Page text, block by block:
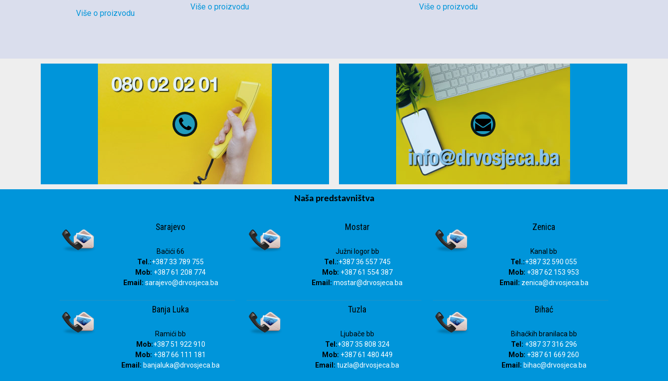
Više o proizvodu
Više o proizvodu Više o proizvodu
info@drvosjeca.ba
Naša predstavništva
Sarajevo
Bačići 66
Tel.:+387 33 789 755
Mob: +387 61 208 774
Email: sarajevo@drvosjeca.ba
Mostar
Južni logor bb
Tel.:+387 36 557 745
Mob: +387 61 554 387
Email: mostar@drvosjeca.ba
Zenica
Kanal bb
Tel.:+387 32 590 055
Mob: +387 62 153 953
Email: zenica@drvosjeca.ba
Banja Luka
Ramići bb
Mob:+387 51 922 910
Mob: +387 66 111 181
Email: banjaluka@drvosjeca.ba
Tuzla
Ljubače bb
Tel:+387 35 808 324
Mob: +387 61 480 449
Email: tuzla@drvosjeca.ba
Bihać
Bihaćkih branilaca bb
Tel: +387 37 316 296
Mob: +387 61 669 260
Email: bihac@drvosjeca.ba